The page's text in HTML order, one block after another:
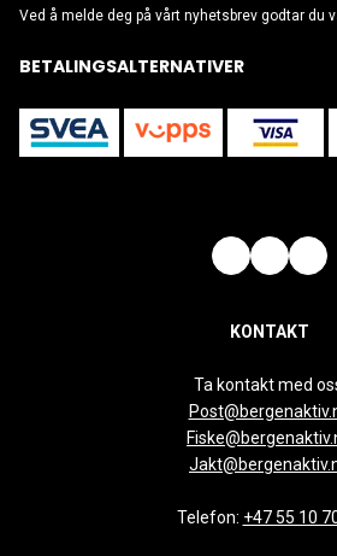
Ved å melde deg på vårt nyhetsbrev godtar du
BETALINGSALTERNATIVER
KONTAKT
Ta kontakt med
Telefon: +47 55 10